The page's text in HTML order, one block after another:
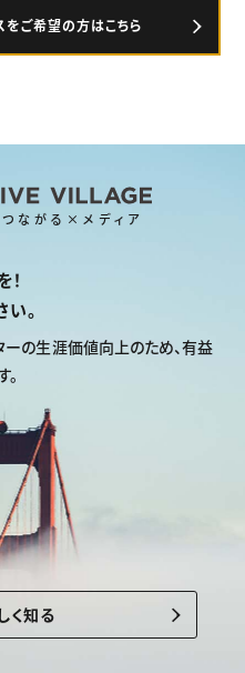
ご希望の方はこちら
ながる×メディア
。
ーの生涯価値向上のため、有益
く知る